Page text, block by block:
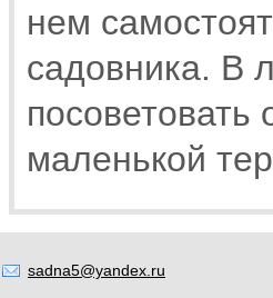
нем
садовника. В
маленькой
sadna5@yandex.ru